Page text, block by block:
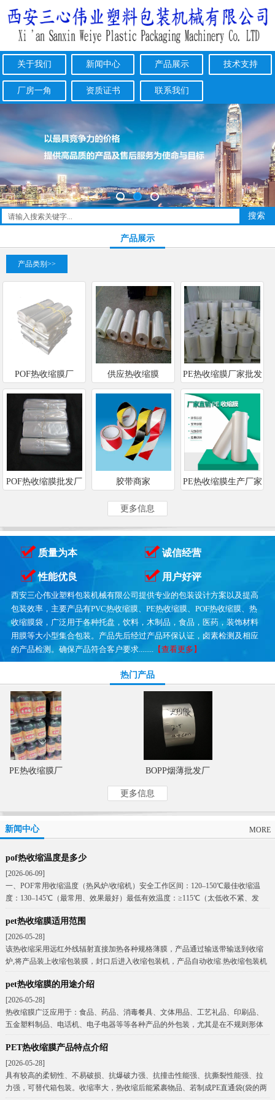
关于我们 新闻中心 产品展示 技术支持
厂房一角 资质证书 联系我们
产品展示
产品类别>>
POF热收缩膜厂 供应热收缩膜 PE热收缩膜厂家批发
POF热收缩膜批发厂
胶带商家 PE热收缩膜生产厂家
更多信息
质量为本 诚信经营
性能优良 用户好评
西安三心伟业塑料包装机械有限公司提供专业的包装设计方案以及提高
包装效率，主要产品有PVC热收缩膜、PE热收缩膜、POF热收缩膜、热
收缩膜袋，广泛用于各种托盘，饮料，木制品，食品，医药，装饰材料
用膜等大小型集合包装。产品先后经过产品环保认证，卤素检测及相应
的产品检测。确保产品符合客户要求........【查看更多】
热门产品
PE热收缩膜厂 BOPP烟薄批发厂
更多信息
新闻中心 MORE
pof热收缩温度是多少
[2026-06-09]
一、POF常用收缩温度（热风炉/收缩机）安全工作区间：120–150℃最佳收缩温
度：130–145℃（最常用、效果最好）最低有效温度：≥115℃（太低收不紧、发
pet热收缩膜适用范围
[2026-05-28]
该热收缩采用远红外线辐射直接加热各种规格薄膜，产品通过输送带输送到收缩
炉,将产品装上收缩包装膜，封口后进入收缩包装机，产品自动收缩.热收缩包装机
pet热收缩膜的用途介绍
[2026-05-28]
热收缩膜广泛应用于：食品、药品、消毒餐具、文体用品、工艺礼品、印刷品、
五金塑料制品、电话机、电子电器等等各种产品的外包装，尤其是在不规则形体
PET热收缩膜产品特点介绍
[2026-05-28]
具有较高的柔韧性、不易破损、抗爆破力强、抗撞击性能强、抗撕裂性能强、拉
力强，可替代箱包装。收缩率大，热收缩后能紧裹物品、若制成PE直通袋(袋的两